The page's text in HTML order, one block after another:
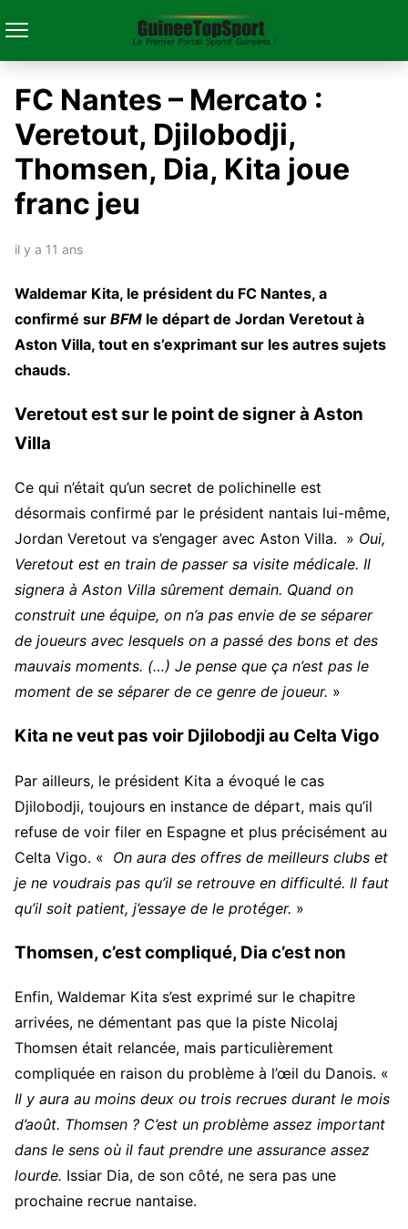
FC Nantes – Mercato :
Veretout, Djilobodji,
Thomsen, Dia, Kita joue
franc jeu
il y a 11 ans
Waldemar Kita, le président du FC Nantes, a
confirmé sur BFM le départ de Jordan Veretout à
Aston Villa, tout en s’exprimant sur les autres sujets
chauds.
Veretout est sur le point de signer à Aston
Villa
Ce qui n’était qu’un secret de polichinelle est
désormais confirmé par le président nantais lui-même,
Jordan Veretout va s’engager avec Aston Villa. » Oui,
Veretout est en train de passer sa visite médicale. Il
signera à Aston Villa sûrement demain. Quand on
construit une équipe, on n’a pas envie de se séparer
de joueurs avec lesquels on a passé des bons et des
mauvais moments. (…) Je pense que ça n’est pas le
moment de se séparer de ce genre de joueur. »
Kita ne veut pas voir Djilobodji au Celta Vigo
Par ailleurs, le président Kita a évoqué le cas
Djilobodji, toujours en instance de départ, mais qu’il
refuse de voir filer en Espagne et plus précisément au
Celta Vigo. « On aura des offres de meilleurs clubs et
je ne voudrais pas qu’il se retrouve en difficulté. Il faut
qu’il soit patient, j’essaye de le protéger. »
Thomsen, c’est compliqué, Dia c’est non
Enfin, Waldemar Kita s’est exprimé sur le chapitre
arrivées, ne démentant pas que la piste Nicolaj
Thomsen était relancée, mais particulièrement
compliquée en raison du problème à l’œil du Danois. «
Il y aura au moins deux ou trois recrues durant le mois
d’août. Thomsen ? C’est un problème assez important
dans le sens où il faut prendre une assurance assez
lourde. Issiar Dia, de son côté, ne sera pas une
prochaine recrue nantaise.